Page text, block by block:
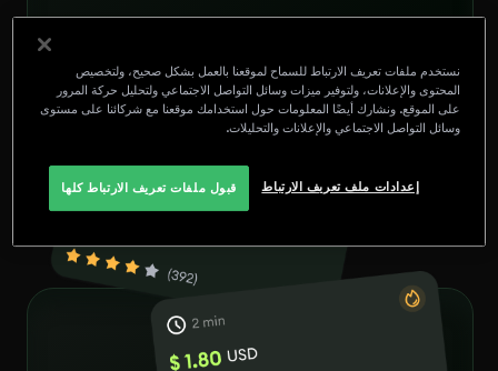
$0.50 - $120
نستخدم ملفات تعريف الارتباط للسماح لموقعنا بالعمل بشكل صحيح، ولتخصيص
المحتوى والإعلانات، ولتوفير ميزات وسائل التواصل الاجتماعي ولتحليل حركة المرور
على الموقع. ونشارك أيضًا المعلومات حول استخدامك موقعنا مع شركائنا على مستوى
وسائل التواصل الاجتماعي والإعلانات والتحليلات.
قبول ملفات تعريف الارتباط كلها إعدادات ملف تعريف الارتباط